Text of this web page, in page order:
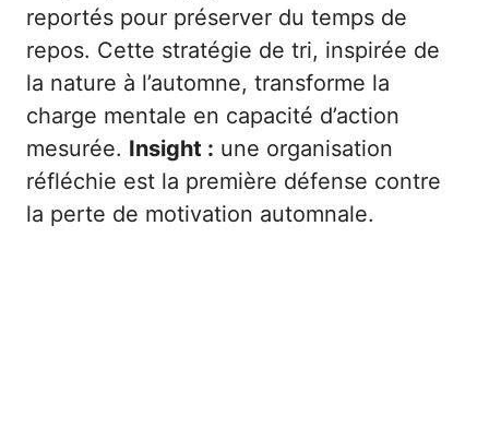
reportés pour préserver du temps de
repos. Cette stratégie de tri, inspirée de
la nature à l’automne, transforme la
charge mentale en capacité d’action
mesurée. Insight : une organisation
réfléchie est la première défense contre
la perte de motivation automnale.